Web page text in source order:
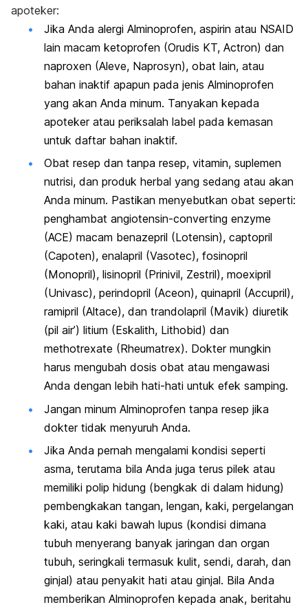
apoteker:
Jika Anda alergi Alminoprofen, aspirin atau NSAID
lain macam ketoprofen (Orudis KT, Actron) dan
naproxen (Aleve, Naprosyn), obat lain, atau
bahan inaktif apapun pada jenis Alminoprofen
yang akan Anda minum. Tanyakan kepada
apoteker atau periksalah label pada kemasan
untuk daftar bahan inaktif.
Obat resep dan tanpa resep, vitamin, suplemen
nutrisi, dan produk herbal yang sedang atau akan
Anda minum. Pastikan menyebutkan obat seperti:
penghambat angiotensin-converting enzyme
(ACE) macam benazepril (Lotensin), captopril
(Capoten), enalapril (Vasotec), fosinopril
(Monopril), lisinopril (Prinivil, Zestril), moexipril
(Univasc), perindopril (Aceon), quinapril (Accupril),
ramipril (Altace), dan trandolapril (Mavik) diuretik
(pil air’) litium (Eskalith, Lithobid) dan
methotrexate (Rheumatrex). Dokter mungkin
harus mengubah dosis obat atau mengawasi
Anda dengan lebih hati-hati untuk efek samping.
Jangan minum Alminoprofen tanpa resep jika
dokter tidak menyuruh Anda.
Jika Anda pernah mengalami kondisi seperti
asma, terutama bila Anda juga terus pilek atau
memiliki polip hidung (bengkak di dalam hidung)
pembengkakan tangan, lengan, kaki, pergelangan
kaki, atau kaki bawah lupus (kondisi dimana
tubuh menyerang banyak jaringan dan organ
tubuh, seringkali termasuk kulit, sendi, darah, dan
ginjal) atau penyakit hati atau ginjal. Bila Anda
memberikan Alminoprofen kepada anak, beritahu